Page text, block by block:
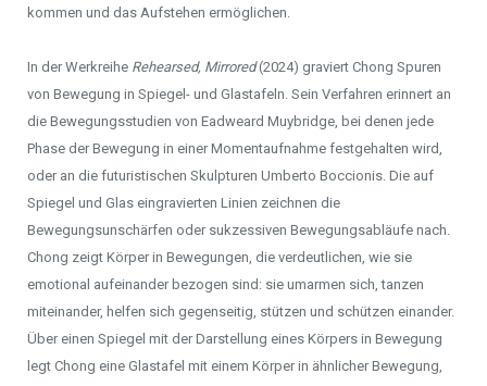
kommen und das Aufstehen ermöglichen.
In der Werkreihe Rehearsed, Mirrored(2024) graviert Chong Spuren
von Bewegung in Spiegel- und Glastafeln. Sein Verfahren erinnert an
die Bewegungsstudien von Eadweard Muybridge, bei denen jede
Phase der Bewegung in einer Momentaufnahme festgehalten wird,
oder an die futuristischen Skulpturen Umberto Boccionis. Die auf
Spiegel und Glas eingravierten Linien zeichnen die
Bewegungsunschärfen oder sukzessiven Bewegungsabläufe nach.
Chong zeigt Körper in Bewegungen, die verdeutlichen, wie sie
emotional aufeinander bezogen sind: sie umarmen sich, tanzen
miteinander, helfen sich gegenseitig, stützen und schützen einander.
Über einen Spiegel mit der Darstellung eines Körpers in Bewegung
legt Chong eine Glastafel mit einem Körper in ähnlicher Bewegung,